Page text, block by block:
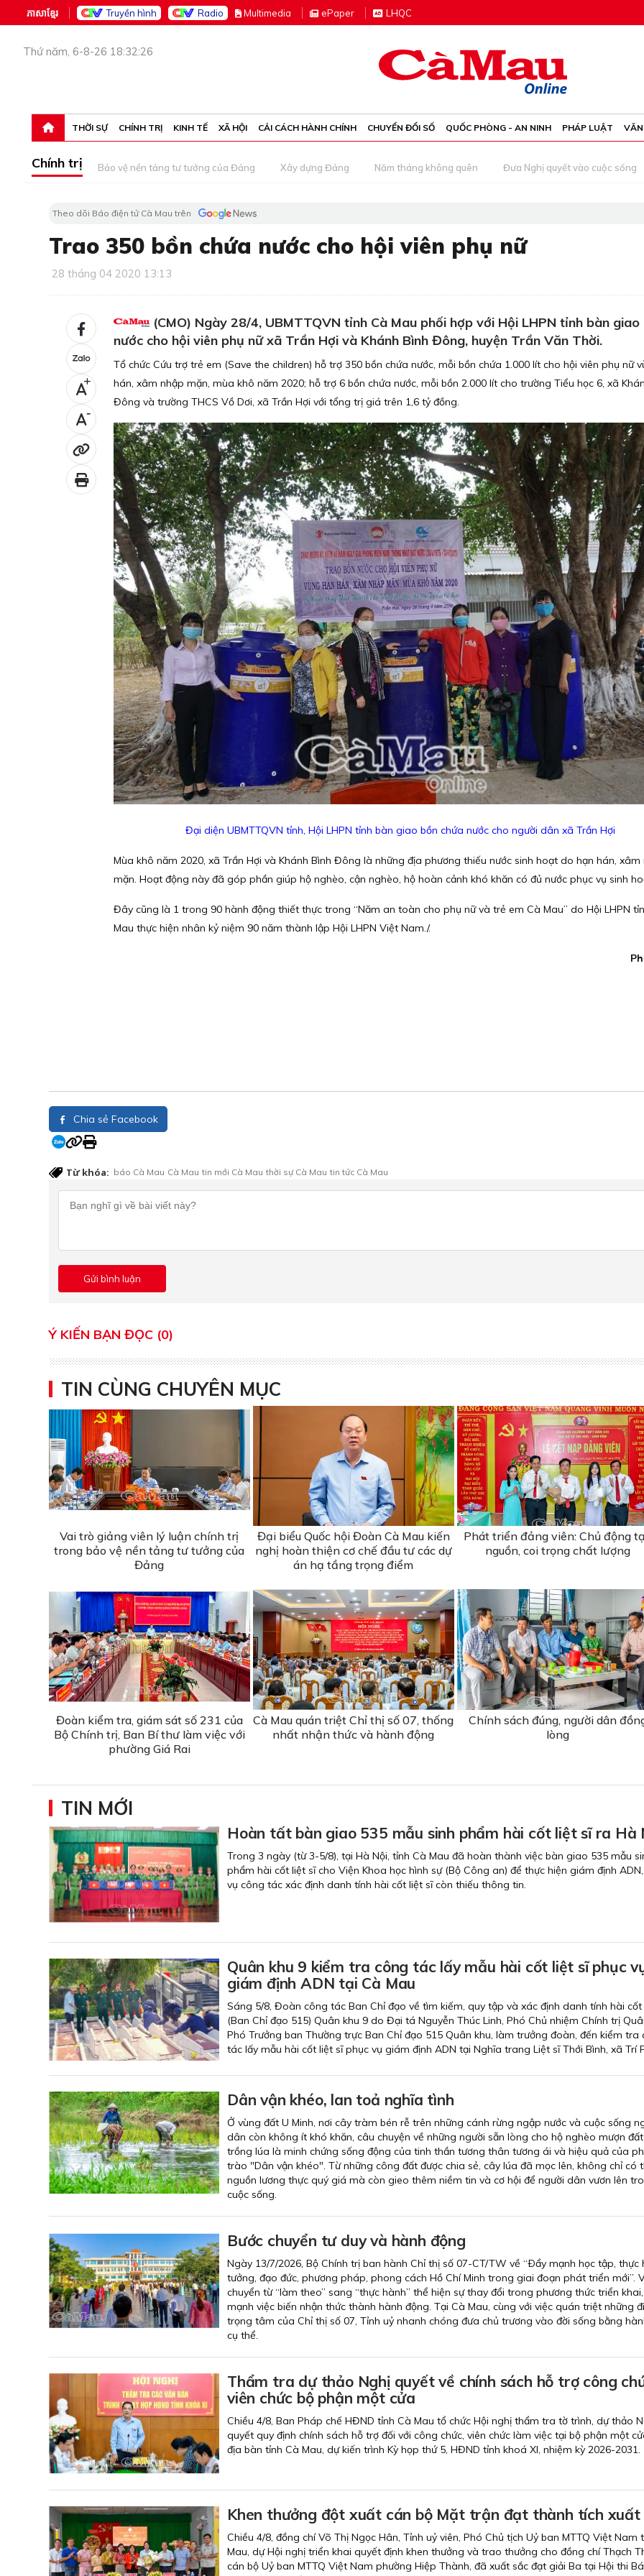
ភាសាខ្មែរ Truyền hình Radio Multimedia ePaper LHQC
Thứ năm, 6-8-26 18:32:26
THỜI SỰ CHÍNH TRỊ KINH TẾ XÃ HỘI CẢI CÁCH HÀNH CHÍNH CHUYỂN ĐỔI SỐ QUỐC PHÒNG - AN NINH PHÁP LUẬT
Chính trị Bảo vệ nền tảng tư tưởng của Đảng Xây dựng Đảng Năm tháng không quên Đưa Nghị quyết vào cuộc sống
Theo dõi Báo điện tử Cà Mau trên
Trao 350 bồn chứa nước cho hội viên phụ nữ
28 tháng 04 2020 13:13
+
-
(CMO) Ngày 28/4, UBMTTQVN tỉnh Cà Mau phối hợp với Hội LHPN tỉnh bàn giao
nước cho hội viên phụ nữ xã Trần Hợi và Khánh Bình Đông, huyện Trần Văn Thời.
Tổ chức Cứu trợ trẻ em (Save the children) hỗ trợ 350 bồn chứa nước, mỗi bồn chứa 1.000 lít cho hội viên phụ nữ
hán, xâm nhập mặn, mùa khô năm 2020; hỗ trợ 6 bồn chứa nước, mỗi bồn 2.000 lít cho trường Tiểu học 6, xã
Đông và trường THCS Vồ Dơi, xã Trần Hợi với tổng trị giá trên 1,6 tỷ đồng.
Đại diện UBMTTQVN tỉnh, Hội LHPN tỉnh bàn giao bồn chứa nước cho người dân xã Trần Hợi
Mùa khô năm 2020, xã Trần Hợi và Khánh Bình Đông là những địa phương thiếu nước sinh hoạt do hạn hán, xâm
mặn. Hoạt động này đã góp phần giúp hộ nghèo, cận nghèo, hộ hoàn cảnh khó khăn có đủ nước phục vụ sinh
Đây cũng là 1 trong 90 hành động thiết thực trong “Năm an toàn cho phụ nữ và trẻ em Cà Mau” do Hội LHPN
Mau thực hiện nhân kỷ niệm 90 năm thành lập Hội LHPN Việt Nam./.
Chia sẻ Facebook
Từ khóa: báo Cà Mau Cà Mau tin mới Cà Mau thời sự Cà Mau tin tức Cà Mau
Ý KIẾN BẠN ĐỌC (0)
TIN CÙNG CHUYÊN MỤC
Vai trò giảng viên lý luận chính trị
trong bảo vệ nền tảng tư tưởng của
Đảng
Đại biểu Quốc hội Đoàn Cà Mau kiến
nghị hoàn thiện cơ chế đầu tư các dự
án hạ tầng trọng điểm
Phát triển đảng viên: Chủ động
nguồn, coi trọng chất lượng
Đoàn kiểm tra, giám sát số 231 của
Bộ Chính trị, Ban Bí thư làm việc với
phường Giá Rai
Cà Mau quán triệt Chỉ thị số 07, thống
nhất nhận thức và hành động
Chính sách đúng, người dân
lòng
TIN MỚI
Hoàn tất bàn giao 535 mẫu sinh phẩm hài cốt liệt sĩ ra Hà
Trong 3 ngày (từ 3-5/8), tại Hà Nội, tỉnh Cà Mau đã hoàn thành việc bàn giao 535 mẫu
phẩm hài cốt liệt sĩ cho Viện Khoa học hình sự (Bộ Công an) để thực hiện giám định
vụ công tác xác định danh tính hài cốt liệt sĩ còn thiếu thông tin.
Quân khu 9 kiểm tra công tác lấy mẫu hài cốt liệt sĩ phục
giám định ADN tại Cà Mau
Sáng 5/8, Đoàn công tác Ban Chỉ đạo về tìm kiếm, quy tập và xác định danh tính hài cốt
(Ban Chỉ đạo 515) Quân khu 9 do Đại tá Nguyễn Thúc Linh, Phó Chủ nhiệm Chính trị
Phó Trưởng ban Thường trực Ban Chỉ đạo 515 Quân khu, làm trưởng đoàn, đến kiểm tra
tác lấy mẫu hài cốt liệt sĩ phục vụ giám định ADN tại Nghĩa trang Liệt sĩ Thới Bình, xã Trí
Dân vận khéo, lan toả nghĩa tình
Ở vùng đất U Minh, nơi cây tràm bén rễ trên những cánh rừng ngập nước và cuộc sống
dân còn không ít khó khăn, câu chuyện về những người sẵn lòng cho hộ nghèo mượn
trồng lúa là minh chứng sống động của tinh thần tương thân tương ái và hiệu quả của
trào "Dân vận khéo". Từ những công đất được chia sẻ, cây lúa đã mọc lên, không chỉ có
nguồn lương thực quý giá mà còn gieo thêm niềm tin và cơ hội để người dân vươn lên
cuộc sống.
Bước chuyển tư duy và hành động
Ngày 13/7/2026, Bộ Chính trị ban hành Chỉ thị số 07-CT/TW về “Ðẩy mạnh học tập, thực
tưởng, đạo đức, phương pháp, phong cách Hồ Chí Minh trong giai đoạn phát triển mới”.
chuyển từ “làm theo” sang “thực hành” thể hiện sự thay đổi trong phương thức triển
mạnh việc biến nhận thức thành hành động. Tại Cà Mau, cùng với việc quán triệt những
trọng tâm của Chỉ thị số 07, Tỉnh uỷ nhanh chóng đưa chủ trương vào đời sống bằng
cụ thể.
Thẩm tra dự thảo Nghị quyết về chính sách hỗ trợ công
viên chức bộ phận một cửa
Chiều 4/8, Ban Pháp chế HĐND tỉnh Cà Mau tổ chức Hội nghị thẩm tra tờ trình, dự thảo
quyết quy định chính sách hỗ trợ đối với công chức, viên chức làm việc tại bộ phận một
địa bàn tỉnh Cà Mau, dự kiến trình Kỳ họp thứ 5, HĐND tỉnh khoá XI, nhiệm kỳ 2026-2031.
Khen thưởng đột xuất cán bộ Mặt trận đạt thành tích xuất
Chiều 4/8, đồng chí Võ Thị Ngọc Hân, Tỉnh uỷ viên, Phó Chủ tịch Uỷ ban MTTQ Việt Nam
Mau, dự Hội nghị triển khai quyết định khen thưởng và trao thưởng cho đồng chí Thạch
cán bộ Uỷ ban MTTQ Việt Nam phường Hiệp Thành, đã xuất sắc đạt giải Ba tại Hội thi